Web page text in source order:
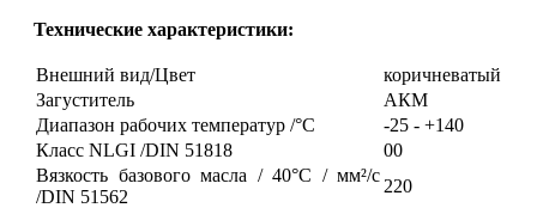
Технические характеристики:
Внешний вид/Цвет
коричневатый
Загуститель
АКМ
Диапазон рабочих температур /°С
-25 - +140
Класс NLGI /DIN 51818
00
Вязкость базового масла / 40°С / мм²/с
/DIN 51562
220